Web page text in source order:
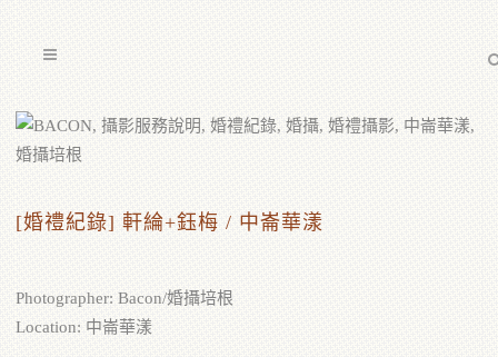
[婚禮紀錄] 軒綸+鈺梅 / 中崙華漾
Photographer: Bacon/婚攝培根
Location: 中崙華漾